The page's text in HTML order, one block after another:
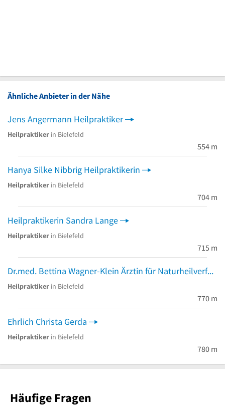
Ähnliche Anbieter in der Nähe
Jens Angermann Heilpraktiker
Heilpraktiker in Bielefeld
554 m
Hanya Silke Nibbrig Heilpraktikerin
Heilpraktiker in Bielefeld
704 m
Heilpraktikerin Sandra Lange
Heilpraktiker in Bielefeld
715 m
Dr.med. Bettina Wagner-Klein Ärztin für Naturheilverfahren
Heilpraktiker in Bielefeld
770 m
Ehrlich Christa Gerda
Heilpraktiker in Bielefeld
780 m
Häufige Fragen